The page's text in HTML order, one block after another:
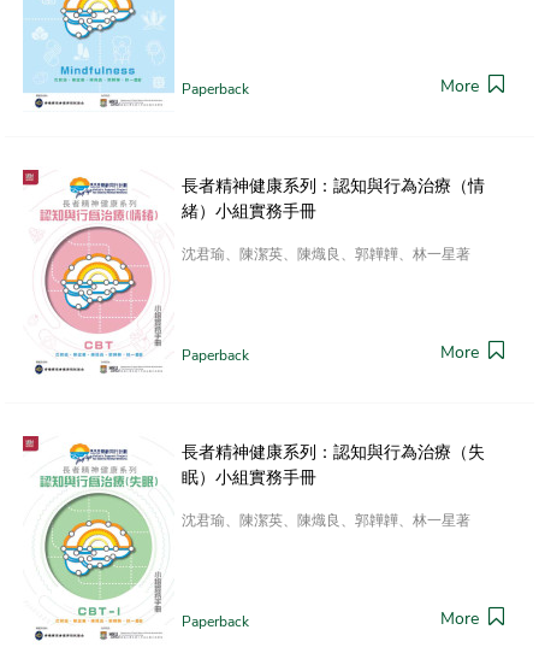
Paperback More
長者精神健康系列：認知與行為治療（情
緒）小組實務手冊
沈君瑜、陳潔英、陳熾良、郭韡韡、林一星著
Paperback More
長者精神健康系列：認知與行為治療（失
眠）小組實務手冊
沈君瑜、陳潔英、陳熾良、郭韡韡、林一星著
Paperback More